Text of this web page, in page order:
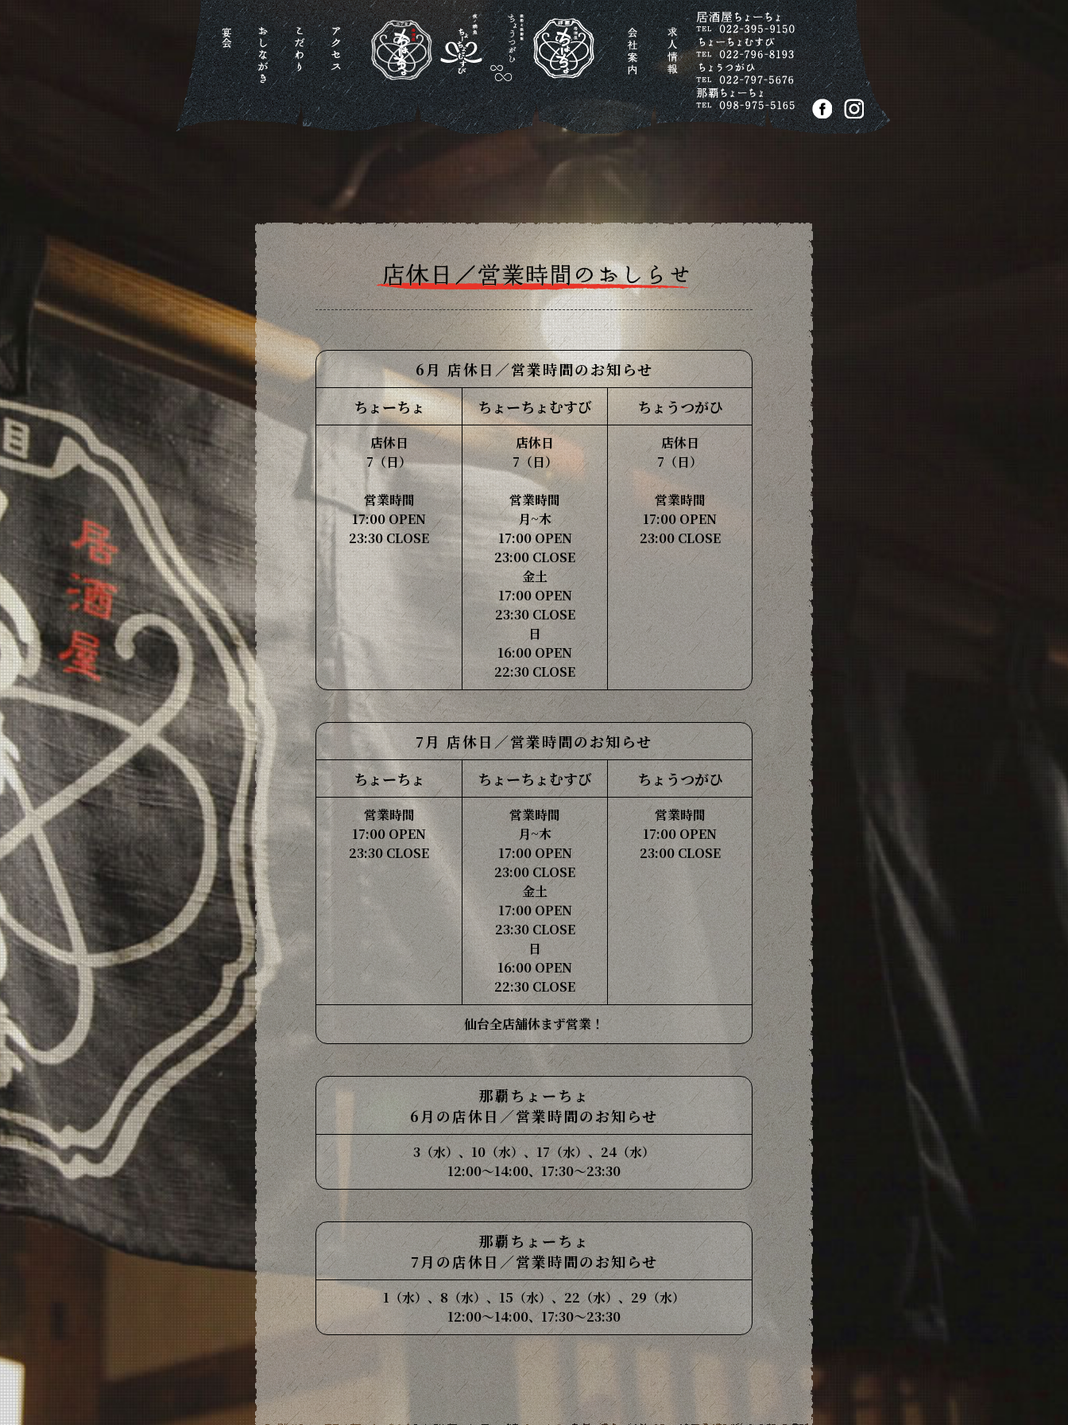
6月 店休日／営業時間のお知らせ
ちょーちょ
ちょーちょむすび ちょうつがひ
店休日
7（日）
営業時間
17:00 OPEN
23:30 CLOSE
店休日
7（日）
営業時間
月~木
17:00 OPEN
23:00 CLOSE
金土
17:00 OPEN
23:30 CLOSE
日
16:00 OPEN
22:30 CLOSE
店休日
7（日）
営業時間
17:00 OPEN
23:00 CLOSE
7月 店休日／営業時間のお知らせ
ちょーちょ
ちょーちょむすび ちょうつがひ
営業時間
17:00 OPEN
23:30 CLOSE
営業時間
月~木
17:00 OPEN
23:00 CLOSE
金土
17:00 OPEN
23:30 CLOSE
日
16:00 OPEN
22:30 CLOSE
営業時間
17:00 OPEN
23:00 CLOSE
仙台全店舗休まず営業！
那覇ちょーちょ
6月の店休日／営業時間のお知らせ
3（水）、10（水）、17（水）、24（水）
12:00〜14:00、17:30〜23:30
那覇ちょーちょ
7月の店休日／営業時間のお知らせ
1（水）、8（水）、15（水）、22（水）、29（水）
12:00〜14:00、17:30〜23:30